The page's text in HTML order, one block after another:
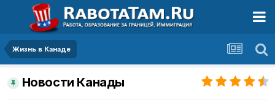
Жизнь в Канаде
Новости Канады